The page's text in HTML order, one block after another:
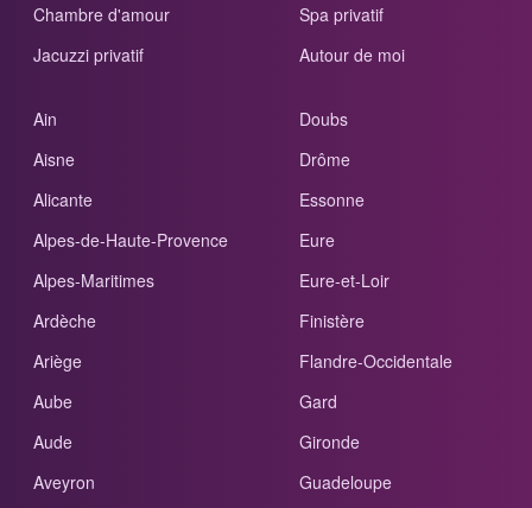
Chambre d'amour
Jacuzzi privatif
Spa privatif
Autour de moi
Ain
Aisne
Alicante
Alpes-de-Haute-Provence
Alpes-Maritimes
Ardèche
Ariège
Aube
Aude
Aveyron
Doubs
Drôme
Essonne
Eure
Eure-et-Loir
Finistère
Flandre-Occidentale
Gard
Gironde
Guadeloupe